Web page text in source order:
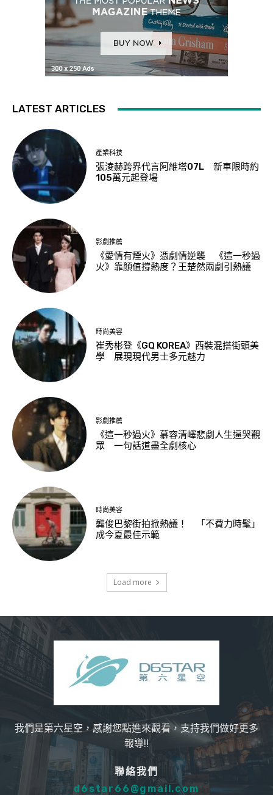
LATEST ARTICLES
產業科技
張淩赫跨界代言阿維塔07L 新車限時約
105萬元起登場
影劇推薦
《愛情有煙火》憑劇情逆襲 《這一秒過
火》靠顏值撐熱度？王楚然兩劇引熱議
時尚美容
崔秀彬登《GQ KOREA》西裝混搭街頭美
學 展現現代男士多元魅力
影劇推薦
《這一秒過火》慕容清嶧悲劇人生逼哭觀
眾 一句話道盡全劇核心
時尚美容
龔俊巴黎街拍掀熱議！ 「不費力時髦」
成今夏最佳示範
Load more
我們是第六星空，感謝您點進來觀看，支持我們做好更多
報導!!
聯絡我們
d6star66@gmail.com